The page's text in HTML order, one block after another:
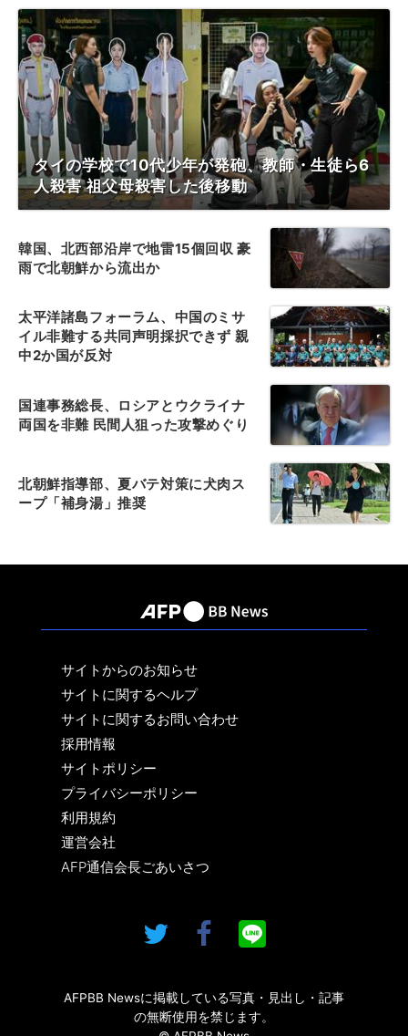
タイの学校で10代少年が発砲、教師・生徒ら6
人殺害 祖父母殺害した後移動
韓国、北西部沿岸で地雷15個回収 豪
雨で北朝鮮から流出か
太平洋諸島フォーラム、中国のミサ
イル非難する共同声明採択できず 親
中2か国が反対
国連事務総長、ロシアとウクライナ
両国を非難 民間人狙った攻撃めぐり
北朝鮮指導部、夏バテ対策に犬肉ス
ープ「補身湯」推奨
サイトからのお知らせ
サイトに関するヘルプ
サイトに関するお問い合わせ
採用情報
サイトポリシー
プライバシーポリシー
利用規約
運営会社
AFP通信会長ごあいさつ
AFPBB Newsに掲載している写真・見出し・記事
の無断使用を禁じます。